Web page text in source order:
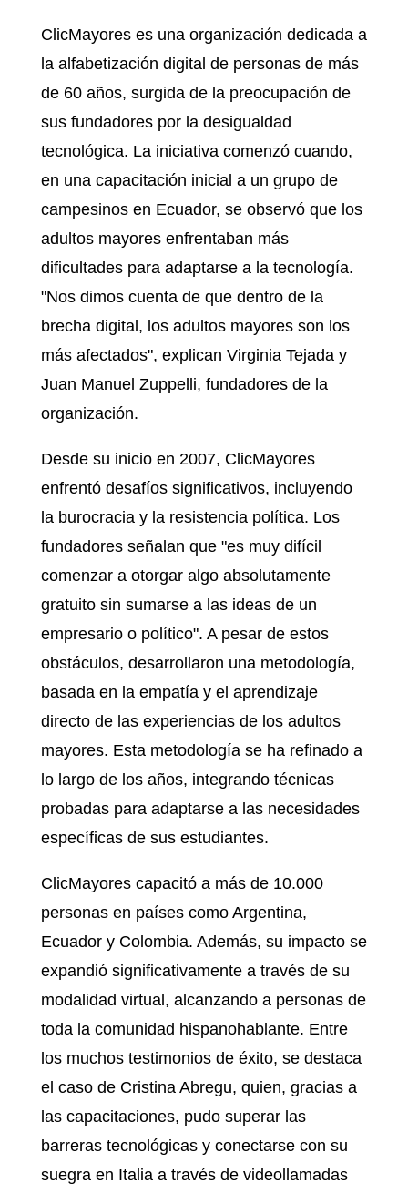
ClicMayores es una organización dedicada a
la alfabetización digital de personas de más
de 60 años, surgida de la preocupación de
sus fundadores por la desigualdad
tecnológica. La iniciativa comenzó cuando,
en una capacitación inicial a un grupo de
campesinos en Ecuador, se observó que los
adultos mayores enfrentaban más
dificultades para adaptarse a la tecnología.
"Nos dimos cuenta de que dentro de la
brecha digital, los adultos mayores son los
más afectados", explican Virginia Tejada y
Juan Manuel Zuppelli, fundadores de la
organización.
Desde su inicio en 2007, ClicMayores
enfrentó desafíos significativos, incluyendo
la burocracia y la resistencia política. Los
fundadores señalan que "es muy difícil
comenzar a otorgar algo absolutamente
gratuito sin sumarse a las ideas de un
empresario o político". A pesar de estos
obstáculos, desarrollaron una metodología,
basada en la empatía y el aprendizaje
directo de las experiencias de los adultos
mayores. Esta metodología se ha refinado a
lo largo de los años, integrando técnicas
probadas para adaptarse a las necesidades
específicas de sus estudiantes.
ClicMayores capacitó a más de 10.000
personas en países como Argentina,
Ecuador y Colombia. Además, su impacto se
expandió significativamente a través de su
modalidad virtual, alcanzando a personas de
toda la comunidad hispanohablante. Entre
los muchos testimonios de éxito, se destaca
el caso de Cristina Abregu, quien, gracias a
las capacitaciones, pudo superar las
barreras tecnológicas y conectarse con su
suegra en Italia a través de videollamadas